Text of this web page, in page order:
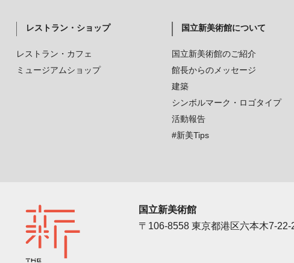
レストラン・ショップ
レストラン・カフェ
ミュージアムショップ
国立新美術館について
国立新美術館のご紹介
館長からのメッセージ
建築
シンボルマーク・ロゴタイプ
活動報告
#新美Tips
国立新美術館
〒106-8558 東京都港区六本木7-22-